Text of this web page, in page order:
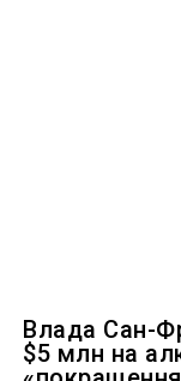
Влада Сан-
$5 млн на